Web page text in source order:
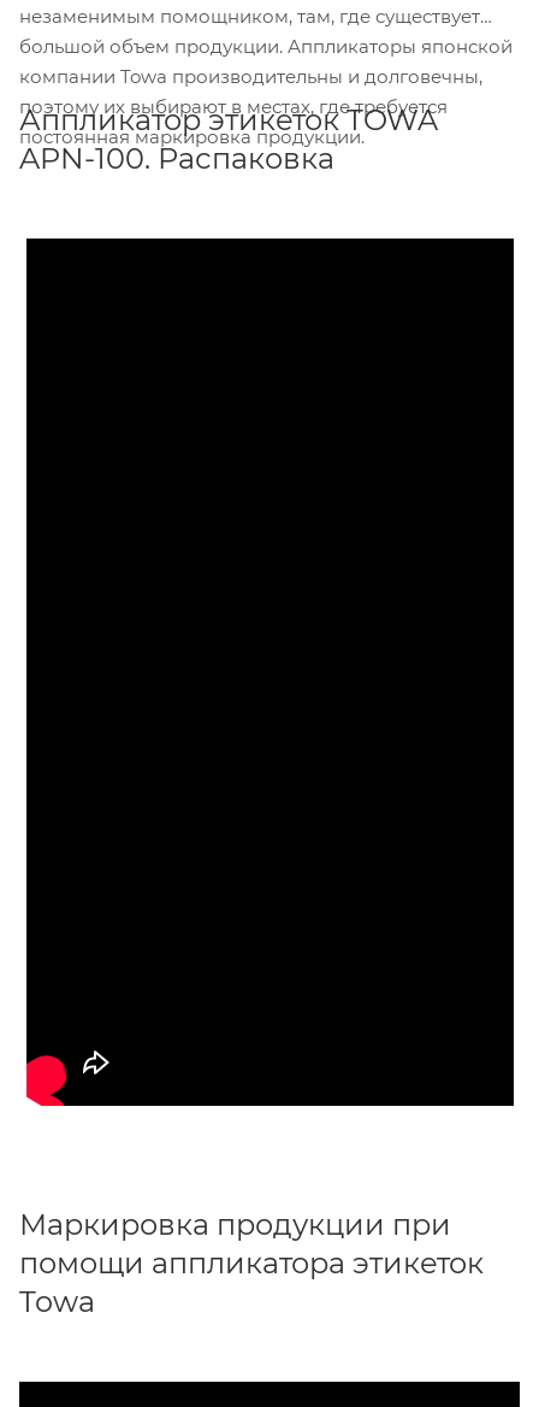
незаменимым помощником, там, где существует
большой объем продукции. Аппликаторы японской
компании Towa производительны и долговечны,
поэтому их выбирают в местах, где требуется
постоянная маркировка продукции.
Аппликатор этикеток TOWA
APN-100. Распаковка
Маркировка продукции при
помощи аппликатора этикеток
Towa